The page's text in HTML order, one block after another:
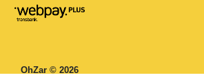
OhZar © 2026